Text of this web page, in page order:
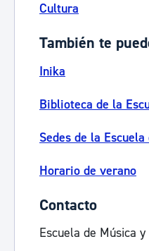
Cultura
También te
Inika
Biblioteca de la
Sedes de la
Horario de verano
Contacto
Escuela de Música y